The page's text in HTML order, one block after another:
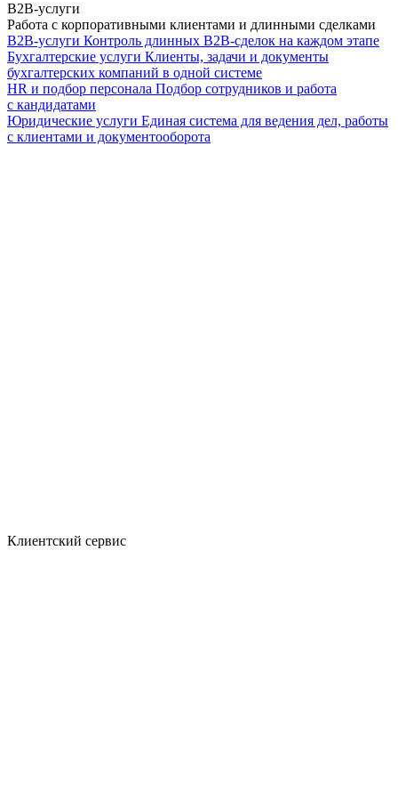
B2B-услуги
Работа с корпоративными клиентами и длинными сделками
B2B-услуги Контроль длинных B2B-сделок на каждом этапе
Бухгалтерские услуги Клиенты, задачи и документы
бухгалтерских компаний в одной системе
HR и подбор персонала Подбор сотрудников и работа
с кандидатами
Юридические услуги Единая система для ведения дел, работы
с клиентами и документооборота
Клиентский сервис